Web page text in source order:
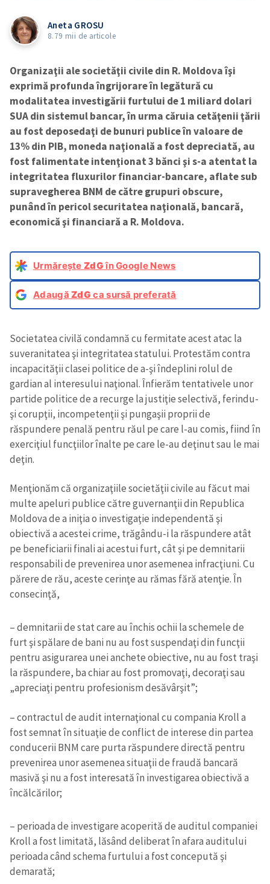
Aneta GROSU
8.79 mii de articole
Organizaţii ale societăţii civile din R. Moldova îşi
exprimă profunda îngrijorare în legătură cu
modalitatea investigării furtului de 1 miliard dolari
SUA din sistemul bancar, în urma căruia cetăţenii ţării
au fost deposedaţi de bunuri publice în valoare de
13% din PIB, moneda naţională a fost depreciată, au
fost falimentate intenţionat 3 bănci şi s-a atentat la
integritatea fluxurilor financiar-bancare, aflate sub
supravegherea BNM de către grupuri obscure,
punând în pericol securitatea naţională, bancară,
economică şi financiară a R. Moldova.
Urmărește ZdGîn Google News
AdaugăZdG ca sursă preferată
Societatea civilă condamnă cu fermitate acest atac la
suveranitatea şi integritatea statului. Protestăm contra
incapacităţii clasei politice de a-şi îndeplini rolul de
gardian al interesului naţional. Înfierăm tentativele unor
partide politice de a recurge la justiţie selectivă, ferindu-
şi corupţii, incompetenţii şi pungaşii proprii de
răspundere penală pentru răul pe care l-au comis, fiind în
exerciţiul funcţiilor înalte pe care le-au deţinut sau le mai
deţin.
Menţionăm că organizaţiile societăţii civile au făcut mai
multe apeluri publice către guvernanţii din Republica
Moldova de a iniţia o investigaţie independentă şi
obiectivă a acestei crime, trăgându-i la răspundere atât
pe beneficiarii finali ai acestui furt, cât şi pe demnitarii
responsabili de prevenirea unor asemenea infracţiuni. Cu
părere de rău, aceste cerinţe au rămas fără atenţie. În
consecinţă,
– demnitarii de stat care au închis ochii la schemele de
furt şi spălare de bani nu au fost suspendaţi din funcţii
pentru asigurarea unei anchete obiective, nu au fost traşi
la răspundere, ba chiar au fost promovaţi, decoraţi sau
„apreciaţi pentru profesionism desăvârşit”;
– contractul de audit internaţional cu compania Kroll a
fost semnat în situaţie de conflict de interese din partea
conducerii BNM care purta răspundere directă pentru
prevenirea unor asemenea situaţii de fraudă bancară
masivă şi nu a fost interesată în investigarea obiectivă a
încălcărilor;
– perioada de investigare acoperită de auditul companiei
Kroll a fost limitată, lăsând deliberat în afara auditului
perioada când schema furtului a fost concepută şi
demarată;